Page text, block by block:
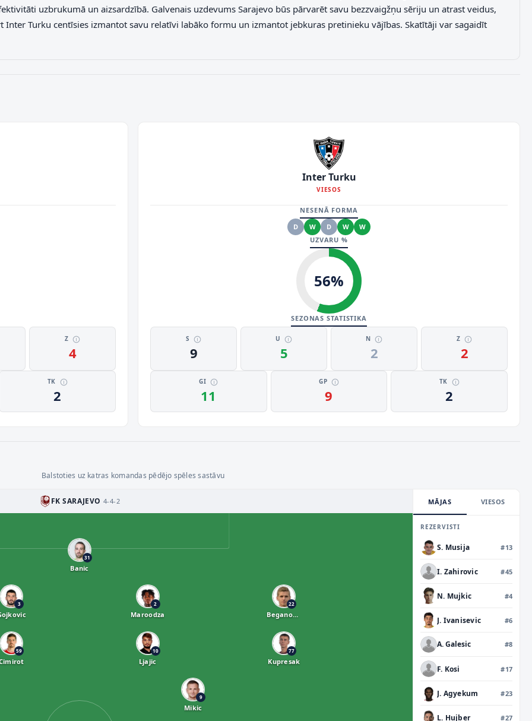
uzbrukumā un aizsardzībā. Galvenais uzdevums Sarajevo būs pārvarēt savu bezzvaigžņu sēriju un atrast veidus,
Turku centīsies izmantot savu relatīvi labāko formu un izmantot jebkuras pretinieku vājības. Skatītāji var sagaidīt
Z
4
TK
2
Inter Turku
VIESOS
NESENĀ FORMA
D
W D W
W
UZVARU %
56%
SEZONAS STATISTIKA
S
9
U
5
N
2
Z
2
GI
11
GP
9
TK
2
Balstoties uz katras komandas pēdējo spēles sastāvu
FK SARAJEVO 4-4-2
31
Banic
3 2
Maroodza
22
Beganovic
59 10
Ljajic
77
Kupresak
9
Mikic
MĀJAS VIESOS
REZERVISTI
S. Musija #13
I. Zahirovic #45
N. Mujkic #4
J. Ivanisevic #6
A. Galesic #8
F. Kosi #17
J. Agyekum #23
L. Hujber #27